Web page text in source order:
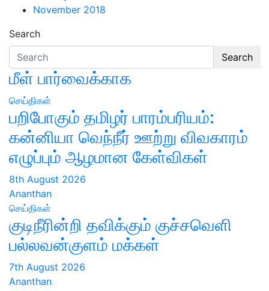
November 2018
Search
Search
மீள் பார்வைக்காக
செய்திகள்
பறிபோகும் தமிழர் பாரம்பரியம்:
கன்னியா வெந்நீர் ஊற்று விவகாரம்
எழுப்பும் ஆழமான கேள்விகள்
8th August 2026
Ananthan
செய்திகள்
குடிநீரின்றி தவிக்கும் குச்சவெளி
பல்லவன்குளம் மக்கள்
7th August 2026
Ananthan